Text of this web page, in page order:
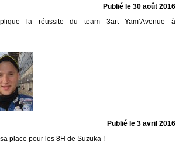
Publié le 30 août 2016
la réussite du team 3art Yam’Avenue à
Publié le 3 avril 2016
place pour les 8H de Suzuka !